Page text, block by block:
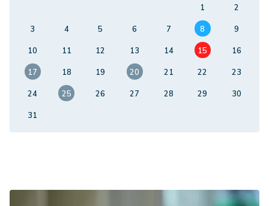
1
2
3
4 5 6 7 8
9
10
11 12 13 14 15
16
17
18 19 20 21 22
23
24
25 26 27 28 29
30
31